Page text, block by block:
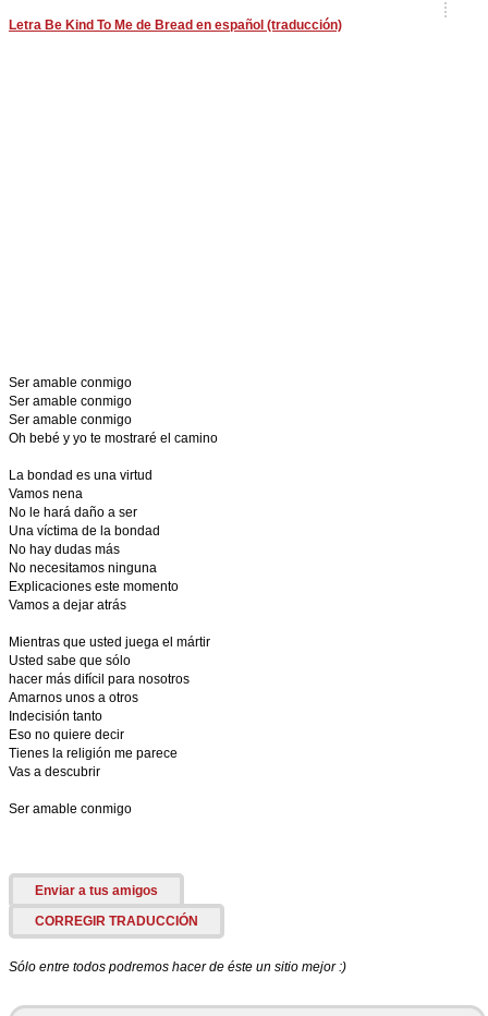
Letra Be Kind To Me de Bread en español (traducción)
Ser amable conmigo
Ser amable conmigo
Ser amable conmigo
Oh bebé y yo te mostraré el camino
La bondad es una virtud
Vamos nena
No le hará daño a ser
Una víctima de la bondad
No hay dudas más
No necesitamos ninguna
Explicaciones este momento
Vamos a dejar atrás
Mientras que usted juega el mártir
Usted sabe que sólo
hacer más difícil para nosotros
Amarnos unos a otros
Indecisión tanto
Eso no quiere decir
Tienes la religión me parece
Vas a descubrir
Ser amable conmigo
Enviar a tus amigos
CORREGIR TRADUCCIÓN
Sólo entre todos podremos hacer de éste un sitio mejor :)